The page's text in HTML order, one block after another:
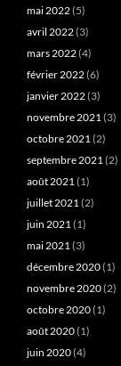
mai 2022(5)
avril 2022(3)
mars 2022(4)
février 2022(6)
janvier 2022(3)
novembre 2021(3)
octobre 2021(2)
septembre 2021(2)
août 2021(1)
juillet 2021(2)
juin 2021(1)
mai 2021(3)
décembre 2020(1)
novembre 2020(2)
octobre 2020(1)
août 2020(1)
juin 2020(4)